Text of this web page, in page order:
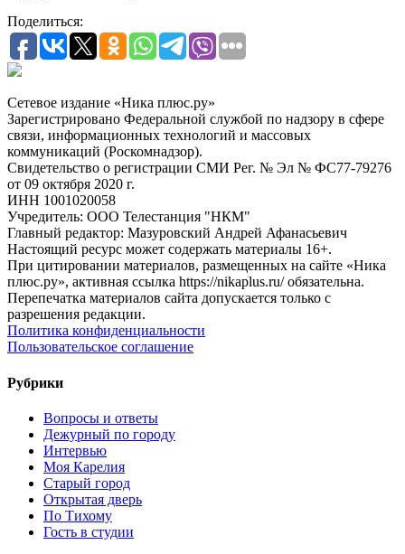
Поделиться:
Сетевое издание «Ника плюс.ру»
Зарегистрировано Федеральной службой по надзору в сфере
связи, информационных технологий и массовых
коммуникаций (Роскомнадзор).
Свидетельство о регистрации СМИ Рег. № Эл № ФС77-79276
от 09 октября 2020 г.
ИНН 1001020058
Учредитель: ООО Телестанция "НКМ"
Главный редактор: Мазуровский Андрей Афанасьевич
Настоящий ресурс может содержать материалы 16+.
При цитировании материалов, размещенных на сайте «Ника
плюс.ру», активная ссылка https://nikaplus.ru/ обязательна.
Перепечатка материалов сайта допускается только с
разрешения редакции.
Политика конфиденциальности
Пользовательское соглашение
Рубрики
Вопросы и ответы
Дежурный по городу
Интервью
Моя Карелия
Старый город
Открытая дверь
По Тихому
Гость в студии